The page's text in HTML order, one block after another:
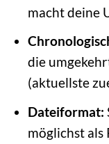
macht deine
die
(aktuellste
Dateiformat:
möglichst als